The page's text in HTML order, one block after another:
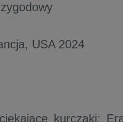
USA 2024
kurczaki: